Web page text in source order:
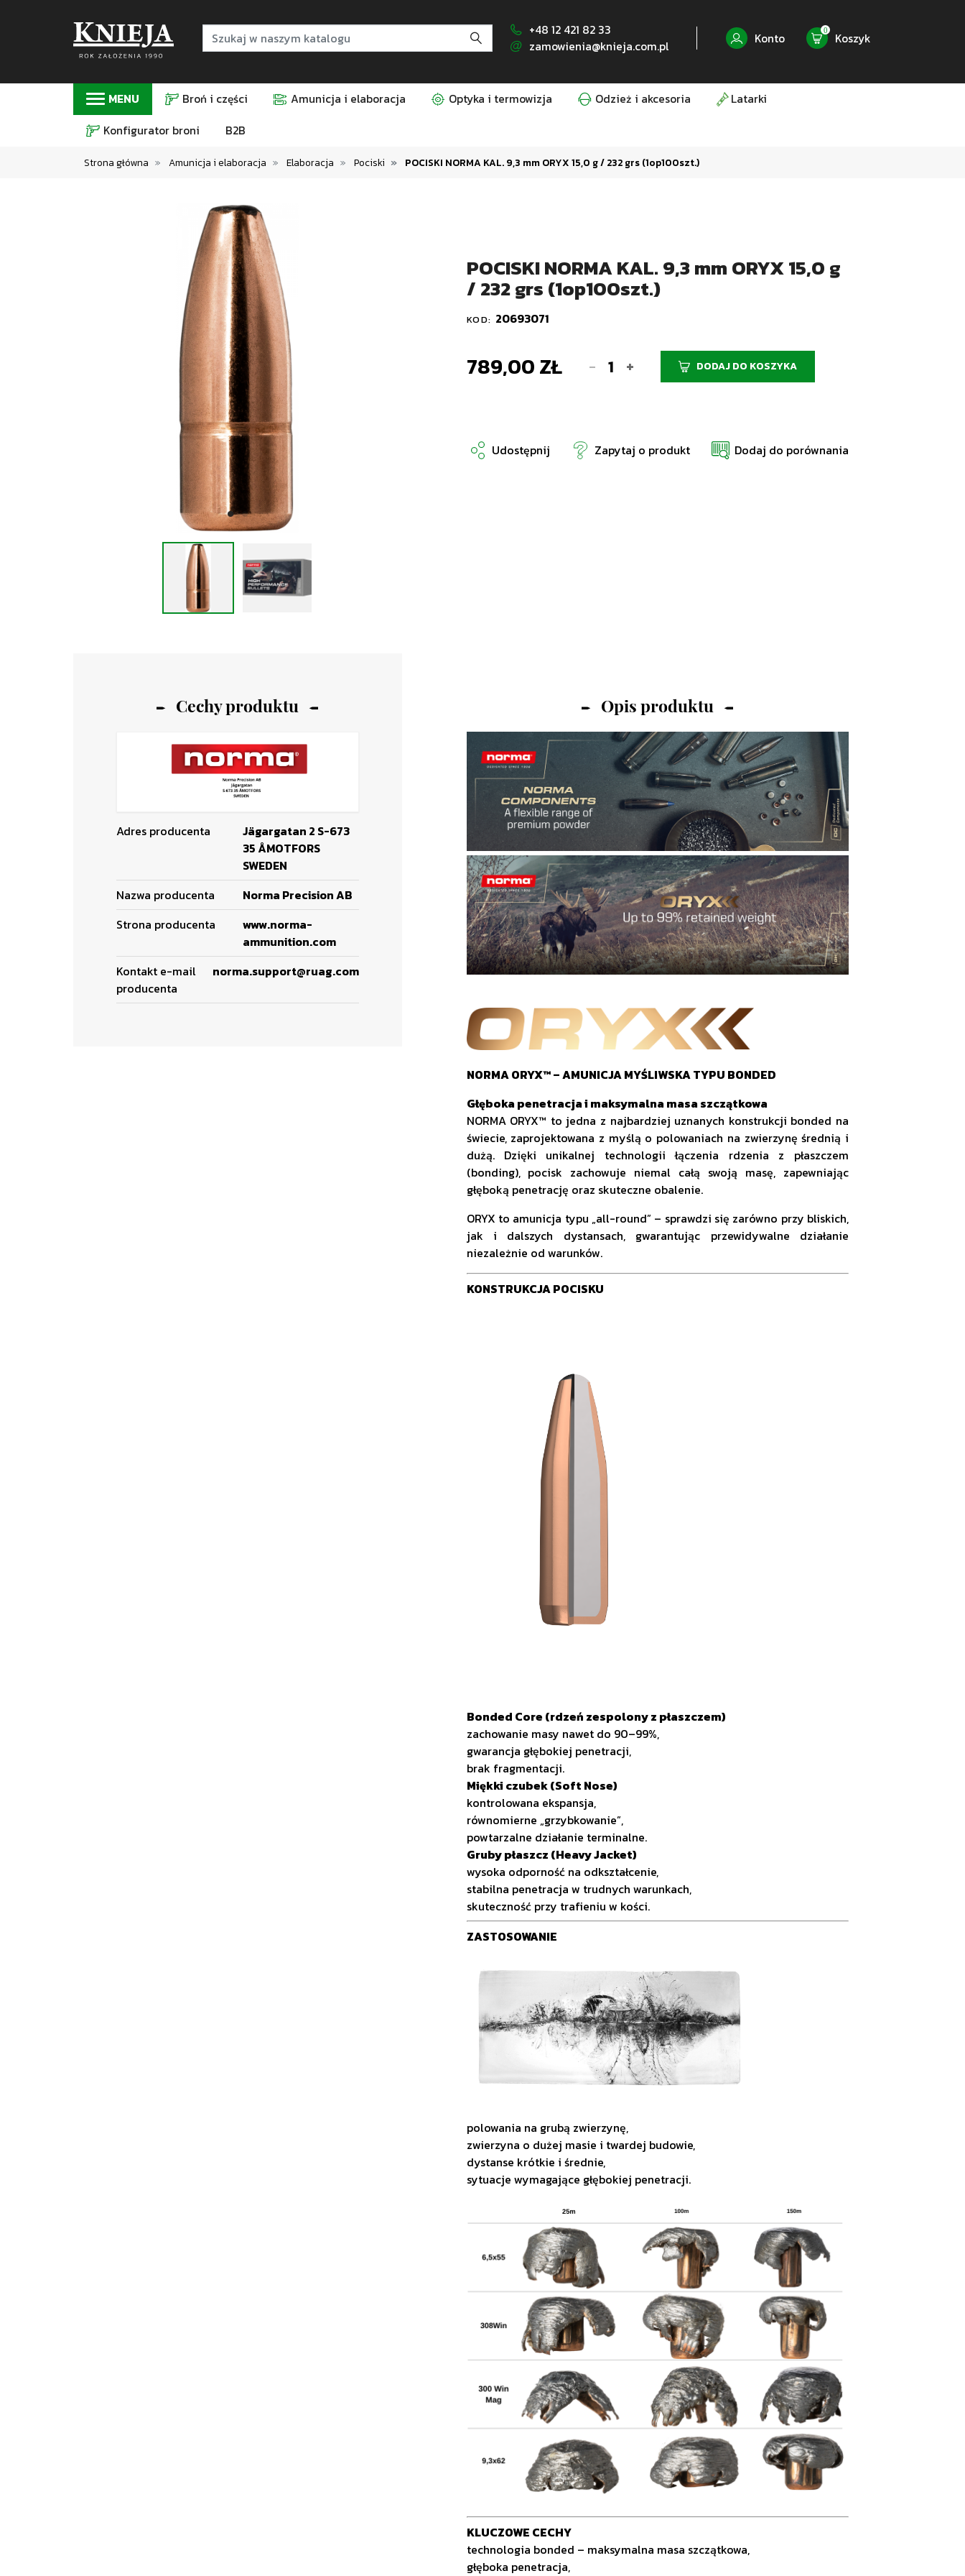
+48 12 421 82 33
zamowienia@knieja.com.pl
Konto 0 Koszyk
MENU Broń i części Amunicja i elaboracja Optyka i termowizja Odzież i akcesoria
Latarki
Konfigurator broni
B2B
Strona główna Amunicja i elaboracja Elaboracja Pociski POCISKI NORMA KAL. 9,3 mm ORYX 15,0 g / 232 grs (1op100szt.)
POCISKI NORMA KAL. 9,3 mm ORYX 15,0 g
/ 232 grs (1op100szt.)
KOD: 20693071
789,00 ZŁ - + DODAJ DO KOSZYKA
Udostępnij Zapytaj o produkt Dodaj do porównania
Cechy produktu
Adres producenta
Jägargatan 2 S-673
35 ÅMOTFORS
SWEDEN
Nazwa producenta
Norma Precision AB
Strona producenta
www.norma-
ammunition.com
Kontakt e-mail
producenta
norma.support@ruag.com
Opis produktu
NORMA ORYX™ – AMUNICJA MYŚLIWSKA TYPU BONDED
Głęboka penetracja i maksymalna masa szczątkowa
NORMA ORYX™ to jedna z najbardziej uznanych konstrukcji bonded na
świecie, zaprojektowana z myślą o polowaniach na zwierzynę średnią i
dużą. Dzięki unikalnej technologii łączenia rdzenia z płaszczem
(bonding), pocisk zachowuje niemal całą swoją masę, zapewniając
głęboką penetrację oraz skuteczne obalenie.
ORYX to amunicja typu „all-round” – sprawdzi się zarówno przy bliskich,
jak i dalszych dystansach, gwarantując przewidywalne działanie
niezależnie od warunków.
KONSTRUKCJA POCISKU
Bonded Core (rdzeń zespolony z płaszczem)
zachowanie masy nawet do 90–99%,
gwarancja głębokiej penetracji,
brak fragmentacji.
Miękki czubek (Soft Nose)
kontrolowana ekspansja,
równomierne „grzybkowanie”,
powtarzalne działanie terminalne.
Gruby płaszcz (Heavy Jacket)
wysoka odporność na odkształcenie,
stabilna penetracja w trudnych warunkach,
skuteczność przy trafieniu w kości.
ZASTOSOWANIE
polowania na grubą zwierzynę,
zwierzyna o dużej masie i twardej budowie,
dystanse krótkie i średnie,
sytuacje wymagające głębokiej penetracji.
KLUCZOWE CECHY
technologia bonded – maksymalna masa szczątkowa,
głęboka penetracja,